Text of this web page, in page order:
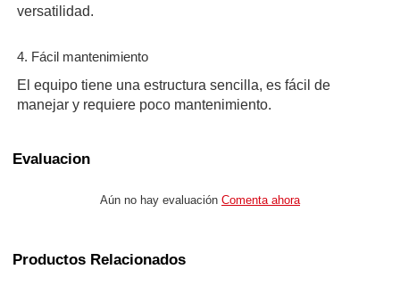
versatilidad.
4. Fácil mantenimiento
El equipo tiene una estructura sencilla, es fácil de
manejar y requiere poco mantenimiento.
Evaluacion
Aún no hay evaluación Comenta ahora
Productos Relacionados